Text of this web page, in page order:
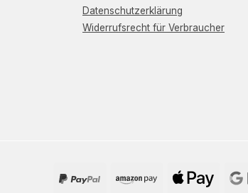
Datenschutzerklärung
Widerrufsrecht für Verbraucher